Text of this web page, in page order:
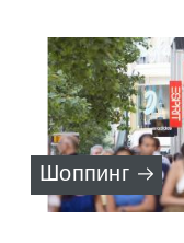
Шоппинг